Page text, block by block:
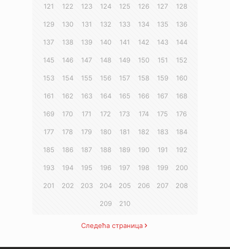
121 122 123 124 125 126 127 128
129 130 131 132 133 134 135 136
137 138 139 140 141 142 143 144
145 146 147 148 149 150 151 152
153 154 155 156 157 158 159 160
161 162 163 164 165 166 167 168
169 170 171 172 173 174 175 176
177 178 179 180 181 182 183 184
185 186 187 188 189 190 191 192
193 194 195 196 197 198 199 200
201 202 203 204 205 206 207 208
209 210
Следећа страница